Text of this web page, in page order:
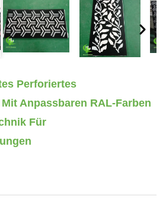
Perforiertes
Anpassbaren RAL-Farben
Für